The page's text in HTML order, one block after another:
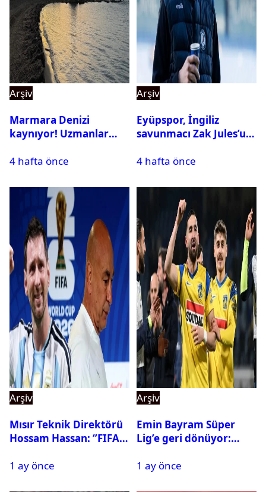
Arşiv
Marmara Denizi
kaynıyor! Uzmanlar
4 hafta önce
Arşiv
Eyüpspor, İngiliz
savunmacı Zak Jules’u
4 hafta önce
Arşiv
Mısır Teknik Direktörü
Hossam Hassan: ‘’FIFA,
istemiyor’’
1 ay önce
Arşiv
Emin Bayram Süper
Lig’e geri dönüyor:
1 ay önce